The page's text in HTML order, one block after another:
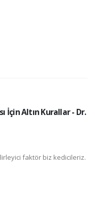
İçin Altın Kurallar - Dr.
faktör biz kedicileriz.